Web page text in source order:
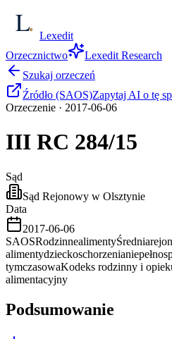
Lexedit
Orzecznictwo
Lexedit Research
Szukaj orzeczeń
Źródło (SAOS)Zapytaj AI o tę
Orzeczenie · 2017-06-06
III RC 284/15
Sąd
Sąd Rejonowy w Olsztynie
Data
2017-06-06
SAOSRodzinnealimentyŚrednia
alimentydzieckoschorzenia
tymczasowaKodeks rodzinny i
alimentacyjny
Podsumowanie